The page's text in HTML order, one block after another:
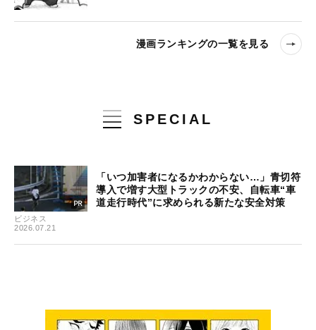
漫画ランキングの一覧を見る
SPECIAL
ビジネス
2026.07.21
「いつ加害者になるかわからない…」青切符
導入で増す大型トラックの不安、自転車“車
道走行時代”に求められる新たな安全対策